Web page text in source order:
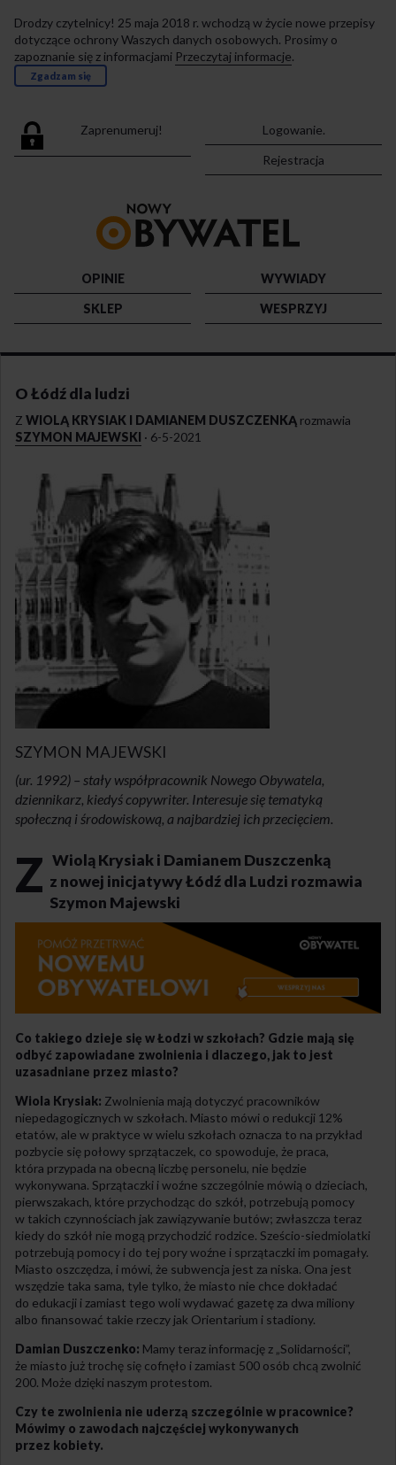
Drodzy czytelnicy! 25 maja 2018 r. wchodzą w życie nowe przepisy
dotyczące ochrony Waszych danych osobowych. Prosimy o
zapoznanie się z informacjami Przeczytaj informacje.
Zgadzam się
Zaprenumeruj!
Logowanie.
Rejestracja
strony
OPINIE
WYWIADY
SKLEP
WESPRZYJ
O Łódź dla ludzi
Z WIOLĄ KRYSIAK I DAMIANEM DUSZCZENKĄ rozmawia
SZYMON MAJEWSKI · 6-5-2021
SZYMON MAJEWSKI
(ur. 1992) – stały współpracownik Nowego Obywatela,
dziennikarz, kiedyś copywriter. Interesuje się tematyką
społeczną i środowiskową, a najbardziej ich przecięciem.
z Wiolą Krysiak i Damianem Duszczenką
z nowej inicjatywy Łódź dla Ludzi rozmawia
Szymon Majewski
Co takiego dzieje się w Łodzi w szkołach? Gdzie mają się
odbyć zapowiadane zwolnienia i dlaczego, jak to jest
uzasadniane przez miasto?
Wiola Krysiak: Zwolnienia mają dotyczyć pracowników
niepedagogicznych w szkołach. Miasto mówi o redukcji 12%
etatów, ale w praktyce w wielu szkołach oznacza to na przykład
pozbycie się połowy sprzątaczek, co spowoduje, że praca,
która przypada na obecną liczbę personelu, nie będzie
wykonywana. Sprzątaczki i woźne szczególnie mówią o dzieciach,
pierwszakach, które przychodząc do szkół, potrzebują pomocy
w takich czynnościach jak zawiązywanie butów; zwłaszcza teraz
kiedy do szkół nie mogą przychodzić rodzice. Sześcio-siedmiolatki
potrzebują pomocy i do tej pory woźne i sprzątaczki im pomagały.
Miasto oszczędza, i mówi, że subwencja jest za niska. Ona jest
wszędzie taka sama, tyle tylko, że miasto nie chce dokładać
do edukacji i zamiast tego woli wydawać gazetę za dwa miliony
albo finansować takie rzeczy jak Orientarium i stadiony.
Damian Duszczenko: Mamy teraz informację z „Solidarności”,
że miasto już trochę się cofnęło i zamiast 500 osób chcą zwolnić
200. Może dzięki naszym protestom.
Czy te zwolnienia nie uderzą szczególnie w pracownice?
Mówimy o zawodach najczęściej wykonywanych
przez kobiety.